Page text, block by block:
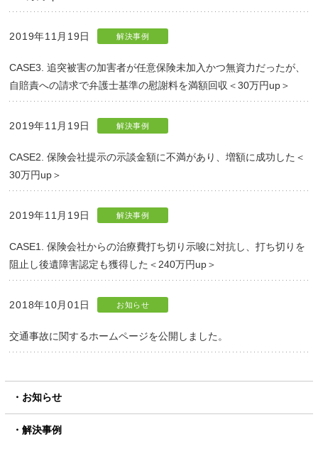
2019年11月19日 解決事例
CASE3. 追突被害の加害者が任意保険未加入かつ無資力だったが、
自賠責への請求で弁護士基準の慰謝料を満額回収＜30万円up＞
2019年11月19日 解決事例
CASE2. 保険会社提示の示談金額に不満があり、増額に成功した＜
30万円up＞
2019年11月19日 解決事例
CASE1. 保険会社からの治療費打ち切り示唆に対抗し、打ち切りを
阻止し後遺障害認定も獲得した＜240万円up＞
2018年10月01日 お知らせ
交通事故に関するホームページを公開しました。
お知らせ
解決事例